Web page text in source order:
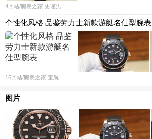
4回帖/腕表之家 史谨男
个性化风格 品鉴劳力士新款游艇名仕型腕表
16回帖/腕表之家 董航
图片